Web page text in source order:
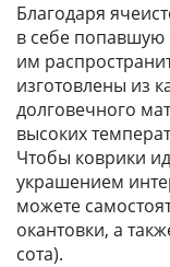
Благодаря
в себе попавшую
им
изготовлены из
долговечного
высоких
Чтобы коврики
украшением
можете
окантовки, а
сота).